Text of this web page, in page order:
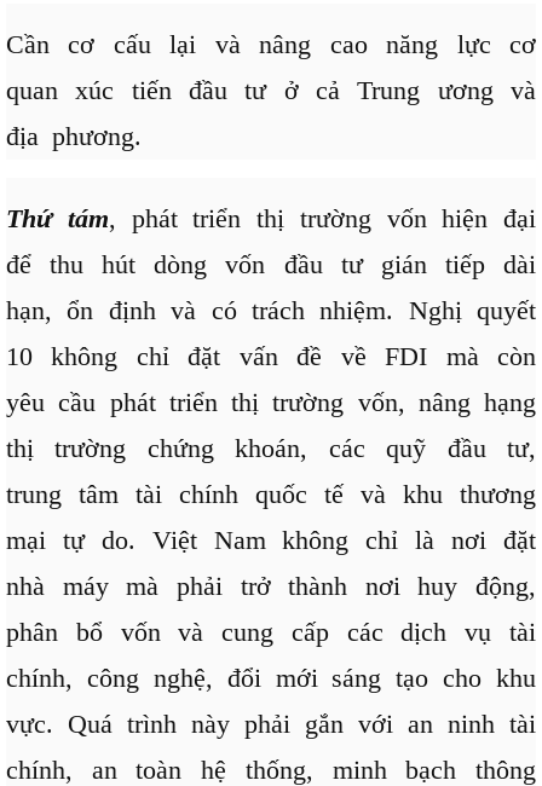
Cần cơ cấu lại và nâng cao năng lực cơ
quan xúc tiến đầu tư ở cả Trung ương và
địa phương.
Thứ tám, phát triển thị trường vốn hiện đại
để thu hút dòng vốn đầu tư gián tiếp dài
hạn, ổn định và có trách nhiệm. Nghị quyết
10 không chỉ đặt vấn đề về FDI mà còn
yêu cầu phát triển thị trường vốn, nâng hạng
thị trường chứng khoán, các quỹ đầu tư,
trung tâm tài chính quốc tế và khu thương
mại tự do. Việt Nam không chỉ là nơi đặt
nhà máy mà phải trở thành nơi huy động,
phân bổ vốn và cung cấp các dịch vụ tài
chính, công nghệ, đổi mới sáng tạo cho khu
vực. Quá trình này phải gắn với an ninh tài
chính, an toàn hệ thống, minh bạch thông